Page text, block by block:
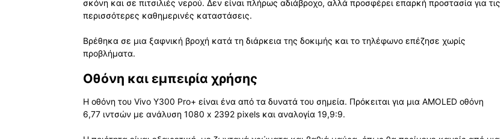
σκόνη και σε πιτσιλιές νερού. Δεν είναι πλήρως αδιάβροχο, αλλά προσφέρει επαρκή προστασία για τις
περισσότερες καθημερινές καταστάσεις.
Βρέθηκα σε μια ξαφνική βροχή κατά τη διάρκεια της δοκιμής και το τηλέφωνο επέζησε χωρίς
προβλήματα.
Οθόνη και εμπειρία χρήσης
Η οθόνη του Vivo Y300 Pro+ είναι ένα από τα δυνατά του σημεία. Πρόκειται για μια AMOLED οθόνη
6,77 ιντσών με ανάλυση 1080 x 2392 pixels και αναλογία 19,9:9.